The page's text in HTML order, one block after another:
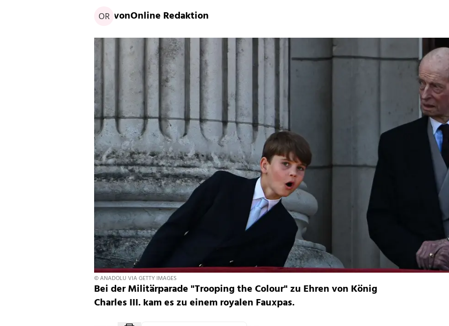
OR vonOnline Redaktion
© ANADOLU VIA GETTY IMAGES
Bei der Militärparade "Trooping the Colour" zu Ehren von König
Charles III. kam es zu einem royalen Fauxpas.